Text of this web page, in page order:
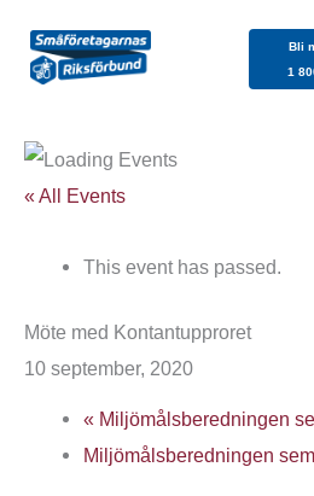
innehåll
Bli
1
« All Events
This event has passed.
Möte med Kontantupproret
10 september, 2020
« Miljömålsberedningen
Miljömålsberedningen